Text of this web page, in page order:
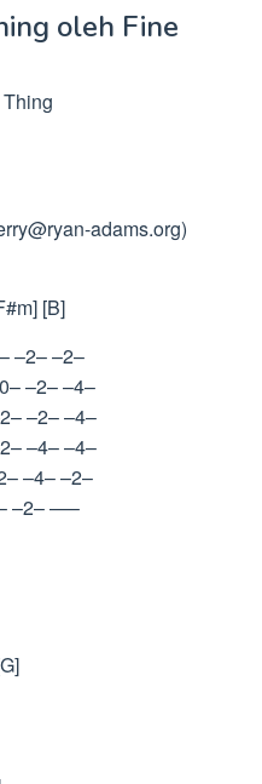
oleh Fine
adams.org)
[B]
–2– –2–
–2– –4–
–2– –4–
–4– –4–
–4– –2–
–2– —–